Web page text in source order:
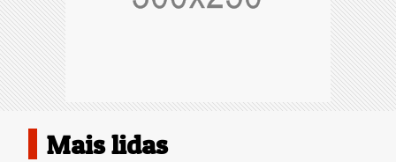
Mais lidas